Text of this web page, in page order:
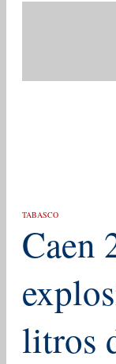
TABASCO
Caen
litros